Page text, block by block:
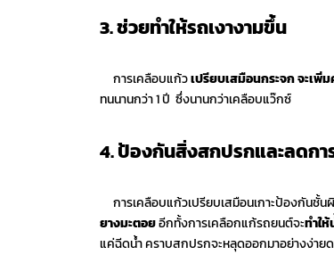
3.ช่วยทำให้รถเงางามขึ้น
การเคลือบแก้วเปรียบเสมือนกระจก จะเ
ทนนานกว่า 1 ปี ซึ่งนานกว่าเคลือบแว๊กซ์
4.ป้องกันสิ่งสกปรกและลดกา
การเคลือบแก้วเปรียบเสมือนเกาะป้องกันชั้น
ยางมะตอยอีกทั้งการเคลือกแก้รถยนต์จะทำใ
แค่ฉีดน้ำ คราบสกปรกจะหลุดออกมาอย่างง่าย